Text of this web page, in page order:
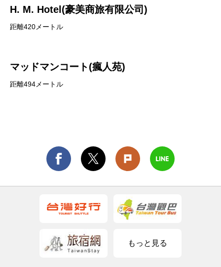
H. M. Hotel(豪美商旅有限公司)
距離420メートル
マッドマンコート(瘋人苑)
距離494メートル
もっと見る